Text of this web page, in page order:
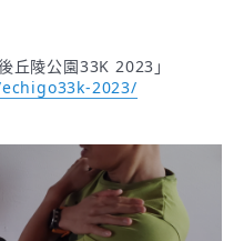
丘陵公園33K 2023」
2023/